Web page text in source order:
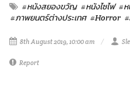
#หนังสยองขวัญ #หนังไซไฟ #ห
#ภาพยนตร์ต่างประเทศ #Horror
8th August 2019, 10:00 am
Report